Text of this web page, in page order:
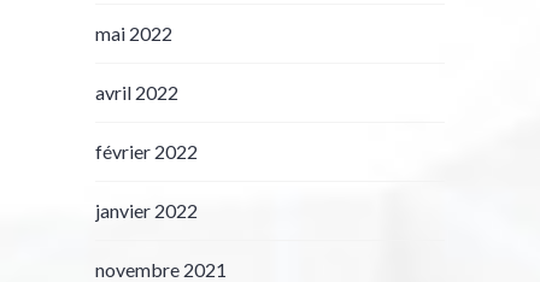
mai 2022
avril 2022
février 2022
janvier 2022
novembre 2021